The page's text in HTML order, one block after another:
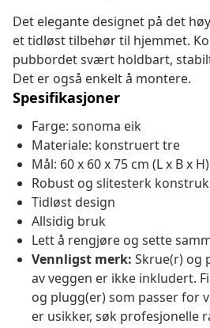
Det elegante designet på det
et tidløst tilbehør til hjemmet.
pubbordet svært holdbart,
Det er også enkelt å montere.
Spesifikasjoner
Farge: sonoma eik
Materiale: konstruert tre
Mål: 60 x 60 x 75 cm (L x B x H)
Robust og slitesterk
Tidløst design
Allsidig bruk
Lett å rengjøre og sette
Vennligst merk: Skrue(r) og
av veggen er ikke inkludert.
og plugg(er) som passer for
er usikker, søk profesjonelle